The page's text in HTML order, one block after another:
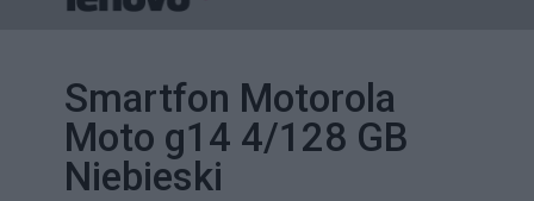
Smartfon Motorola
Moto g14 4/128 GB
Niebieski